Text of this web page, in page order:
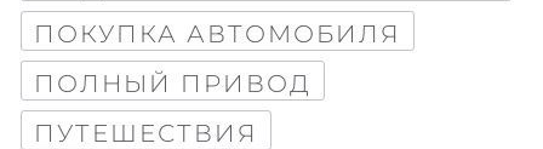
ПОКУПКА АВТОМОБИЛЯ
ПОЛНЫЙ ПРИВОД
ПУТЕШЕСТВИЯ